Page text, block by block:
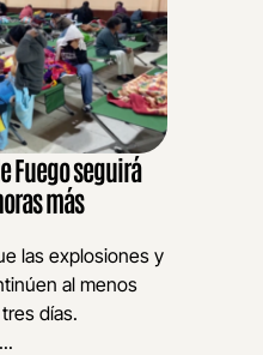
Fuego seguirá
más
las explosiones y
al menos
días.